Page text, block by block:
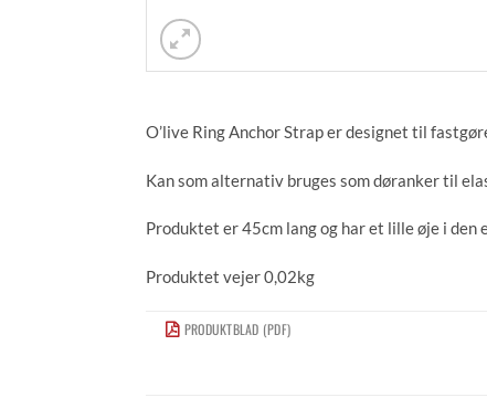
O’live Ring Anchor Strap er designet til
Kan som alternativ bruges som døranker til
Produktet er 45cm lang og har et lille øje i den
Produktet vejer 0,02kg
PRODUKTBLAD (PDF)